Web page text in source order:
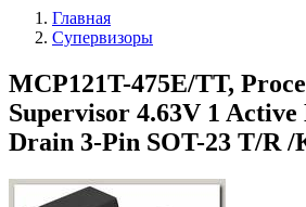
Главная
Супервизоры
MCP121T-475E/TT,
Supervisor 4.63V 1
Drain 3-Pin SOT-23 T/R /